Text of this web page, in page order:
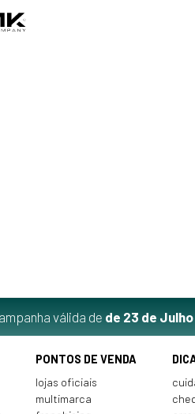
válida de de 23 de
PONTOS DE VENDA
lojas oficiais
multimarca